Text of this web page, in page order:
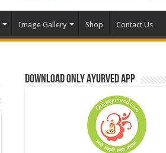
Image Gallery Shop Contact Us
Download Only Ayurved App